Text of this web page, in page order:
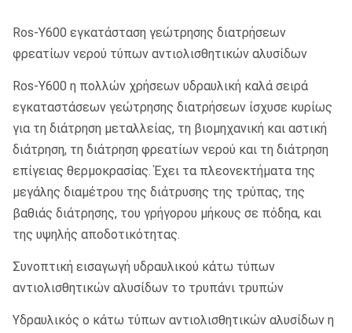
Ros-Y600 εγκατάσταση γεώτρησης διατρήσεων
φρεατίων νερού τύπων αντιολισθητικών αλυσίδων
Ros-Y600 η πολλών χρήσεων υδραυλική καλά σειρά
εγκαταστάσεων γεώτρησης διατρήσεων ίσχυσε κυρίως
για τη διάτρηση μεταλλείας, τη βιομηχανική και αστική
διάτρηση, τη διάτρηση φρεατίων νερού και τη διάτρηση
επίγειας θερμοκρασίας. Έχει τα πλεονεκτήματα της
μεγάλης διαμέτρου της διάτρυσης της τρύπας, της
βαθιάς διάτρησης, του γρήγορου μήκους σε πόδηα, και
της υψηλής αποδοτικότητας.
Συνοπτική εισαγωγή υδραυλικού κάτω τύπων
αντιολισθητικών αλυσίδων το τρυπάνι τρυπών
Υδραυλικός ο κάτω τύπων αντιολισθητικών αλυσίδων η